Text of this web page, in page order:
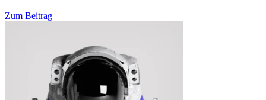
Zum Beitrag